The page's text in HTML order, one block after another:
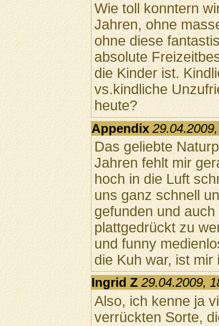
Wie toll konntern
Jahren, ohne
ohne diese
absolute
die Kinder ist.
vs.kindliche
heute?
Appendix
Das geliebte
Jahren fehlt mir
hoch in die Luft
uns ganz schnell
gefunden und
plattgedrückt zu
und funny
die Kuh war, ist
Ingrid Z 29.04.2009,
Also, ich kenne ja
verrückten Sorte,